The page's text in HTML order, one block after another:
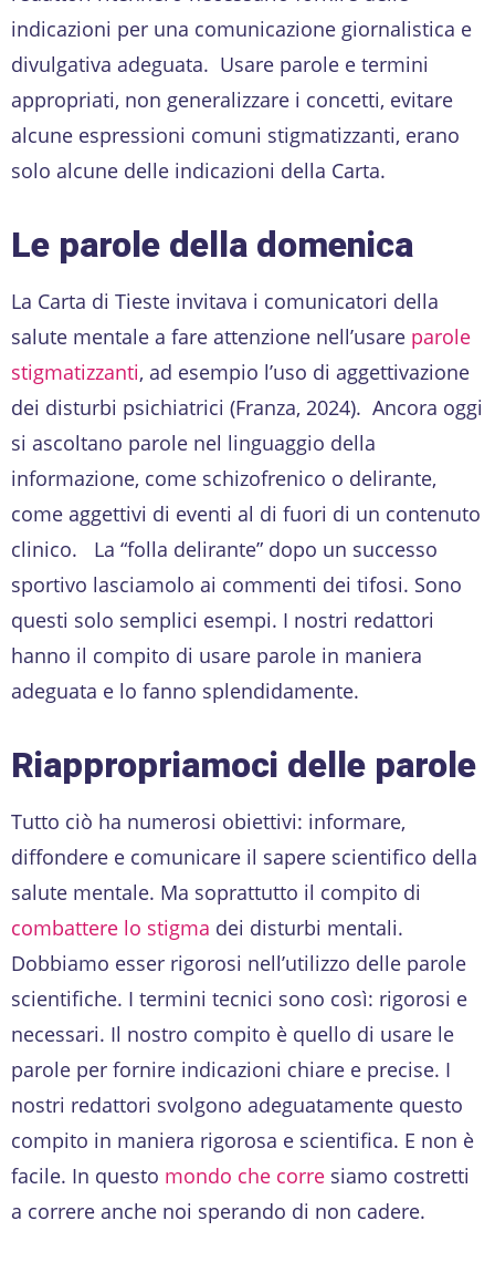
indicazioni per una comunicazione giornalistica e
divulgativa adeguata. Usare parole e termini
appropriati, non generalizzare i concetti, evitare
alcune espressioni comuni stigmatizzanti, erano
solo alcune delle indicazioni della Carta.
Le parole della domenica
La Carta di Tieste invitava i comunicatori della
salute mentale a fare attenzione nell’usare parole
stigmatizzanti, ad esempio l’uso di aggettivazione
dei disturbi psichiatrici (Franza, 2024). Ancora oggi
si ascoltano parole nel linguaggio della
informazione, come schizofrenico o delirante,
come aggettivi di eventi al di fuori di un contenuto
clinico. La “folla delirante” dopo un successo
sportivo lasciamolo ai commenti dei tifosi. Sono
questi solo semplici esempi. I nostri redattori
hanno il compito di usare parole in maniera
adeguata e lo fanno splendidamente.
Riappropriamoci delle parole
Tutto ciò ha numerosi obiettivi: informare,
diffondere e comunicare il sapere scientifico della
salute mentale. Ma soprattutto il compito di
combattere lo stigma dei disturbi mentali.
Dobbiamo esser rigorosi nell’utilizzo delle parole
scientifiche. I termini tecnici sono così: rigorosi e
necessari. Il nostro compito è quello di usare le
parole per fornire indicazioni chiare e precise. I
nostri redattori svolgono adeguatamente questo
compito in maniera rigorosa e scientifica. E non è
facile. In questo mondo che corre siamo costretti
a correre anche noi sperando di non cadere.